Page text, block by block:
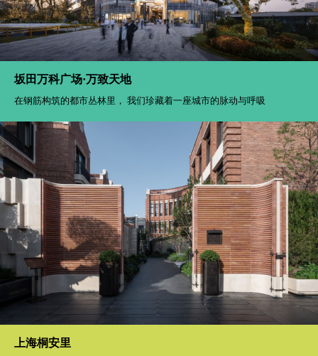
坂田万科广场·万致天地
在钢筋构筑的都市丛林里， 我们珍藏着一座城市的脉动与呼吸
上海桐安里